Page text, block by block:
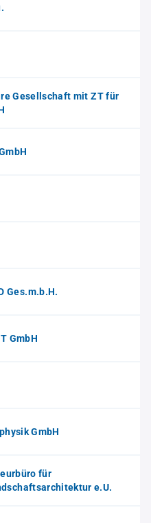
Gesellschaft mit ZT für
Ges.m.b.H.
GmbH
GmbH
für
e.U.